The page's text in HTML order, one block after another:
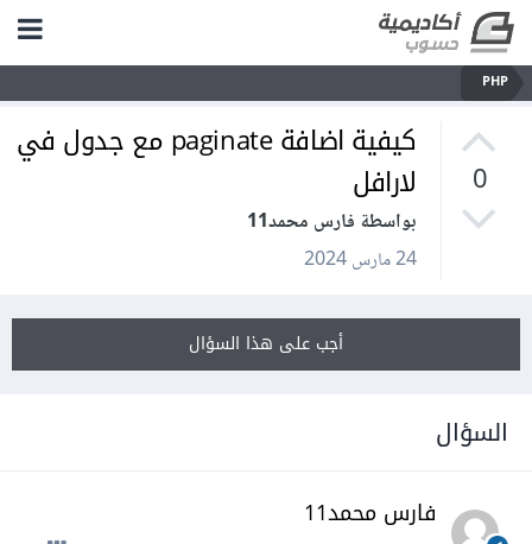
PHP
0
كيفية اضافة paginate مع جدول في
لارافل
بواسطة فارس محمد11
24 مارس 2024
أجب على هذا السؤال
السؤال
فارس محمد11